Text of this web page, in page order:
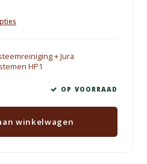
+ Jura
HP1
OP VOORRAAD
winkelwagen